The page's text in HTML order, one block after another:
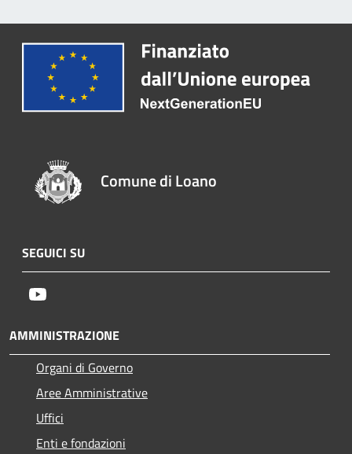
Comune di Loano
SEGUICI SU
AMMINISTRAZIONE
Organi di Governo
Aree Amministrative
Uffici
Enti e fondazioni